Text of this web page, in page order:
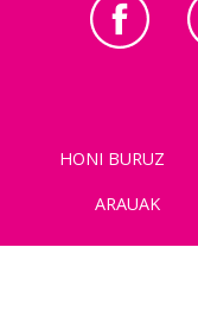
HONI BURUZ
ARAUAK